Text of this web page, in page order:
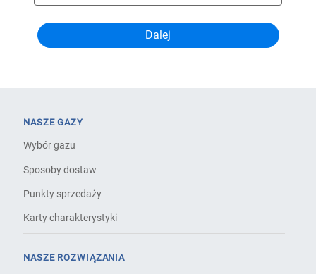
NASZE GAZY
Wybór gazu
Sposoby dostaw
Punkty sprzedaży
Karty charakterystyki
NASZE ROZWIĄZANIA